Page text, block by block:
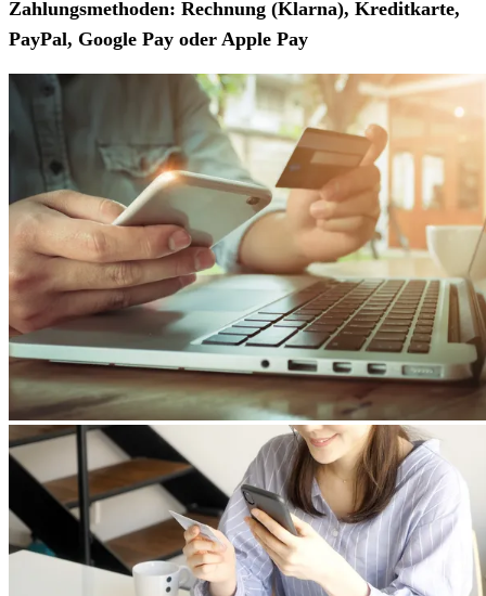
Zahlungsmethoden: Rechnung (Klarna), Kreditkarte,
PayPal, Google Pay oder Apple Pay